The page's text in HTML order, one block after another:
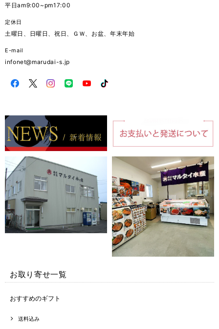
平日am9:00~pm17:00
定休日
土曜日、日曜日、祝日、ＧＷ、お盆、年末年始
E-mail
infonet@marudai-s.jp
お取り寄せ一覧
おすすめのギフト
送料込み